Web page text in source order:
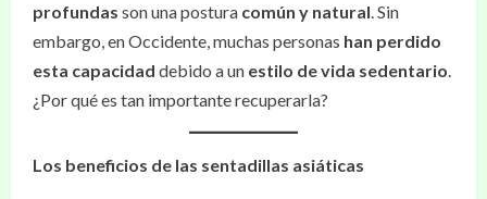
profundas son una postura común y natural. Sin
embargo, en Occidente, muchas personas han perdido
esta capacidad debido a un estilo de vida sedentario.
¿Por qué es tan importante recuperarla?
Los beneficios de las sentadillas asiáticas